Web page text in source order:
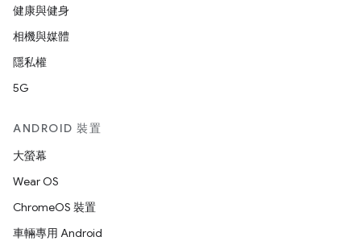
健康與健身
相機與媒體
隱私權
5G
ANDROID 裝置
大螢幕
Wear OS
ChromeOS 裝置
車輛專用 Android